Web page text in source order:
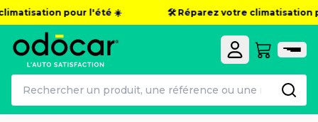
pour l'été ☀️ 🛠️ Réparez votre climatisation